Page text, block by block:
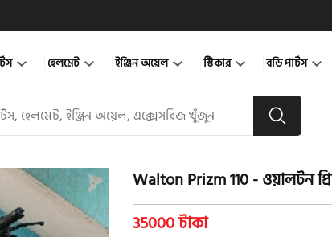
হেলমেট ইঞ্জিন অয়েল স্টিকার বডি পার্টস
product view
Walton Prizm 110 - ওয়ালটন
35000 টাকা